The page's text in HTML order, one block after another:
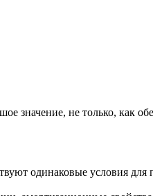
значение, не только, как
одинаковые условия для